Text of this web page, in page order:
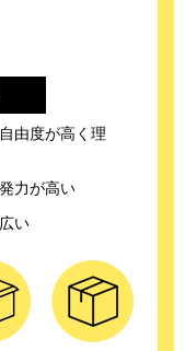
由度が高く理
力が高い
い